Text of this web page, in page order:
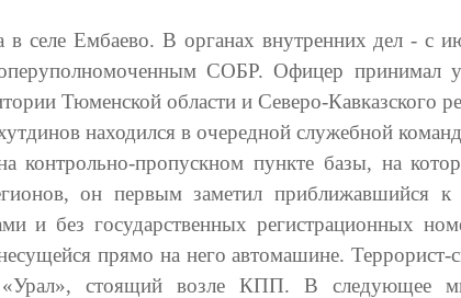
селе Ембаево. В органах внутренних дел - с
СОБР. Офицер принимал
Тюменской области и Северо-Кавказского
находился в очередной служебной
контрольно-пропускном пункте базы, на
он первым заметил приближавшийся
и без государственных регистрационных
прямо на него автомашине. Террорист-
«Урал», стоящий возле КПП. В следующее